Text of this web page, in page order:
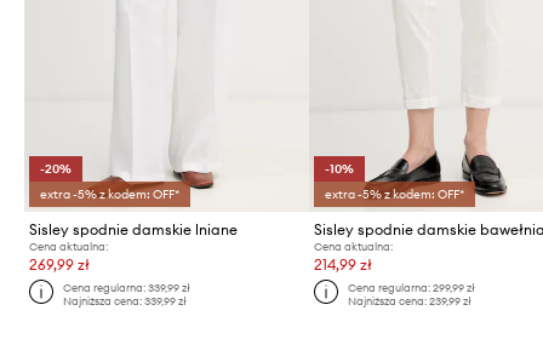
-20%
extra -5% z kodem: OFF*
Sisley spodnie damskie lniane
Cena aktualna:
269,99 zł
Cena regularna:339,99 zł
Najniższa cena:339,99 zł
-10%
extra -5% z kodem: OFF*
Cena aktualna:
214,99 zł
Cena regularna: 299,99 zł
Najniższa cena: 239,99 zł